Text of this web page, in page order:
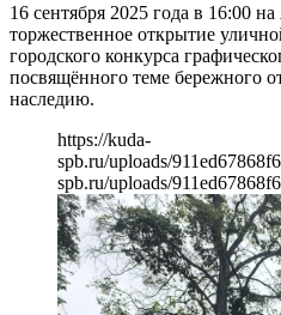
16 сентября 2025 года в 16:00
торжественное открытие
городского конкурса
посвящённого теме бережного
наследию.
https://kuda-
spb.ru/uploads/
spb.ru/uploads/